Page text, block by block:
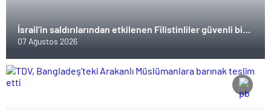
İsrail’in saldırılarından etkilenen Filistinliler güvenli bir
yuva arıyor
07 Ağustos 2026